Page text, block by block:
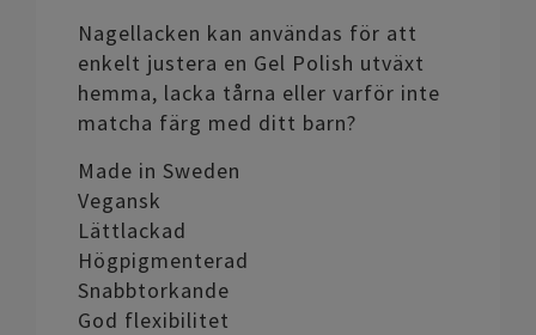
Nagellacken kan användas för att
enkelt justera en Gel Polish utväxt
hemma, lacka tårna eller varför inte
matcha färg med ditt barn?
Made in Sweden
Vegansk
Lättlackad
Högpigmenterad
Snabbtorkande
God flexibilitet